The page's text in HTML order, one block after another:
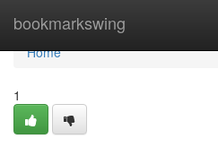
bookmarkswing
Home
Home
1